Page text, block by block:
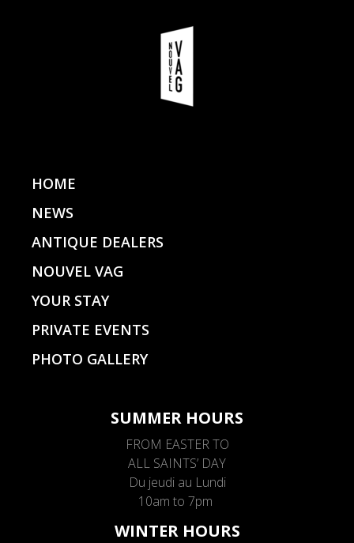
HOME
NEWS
ANTIQUE DEALERS
NOUVEL VAG
YOUR STAY
PRIVATE EVENTS
PHOTO GALLERY
SUMMER HOURS
FROM EASTER TO
ALL SAINTS’ DAY
Du jeudi au Lundi
10am to 7pm
WINTER HOURS